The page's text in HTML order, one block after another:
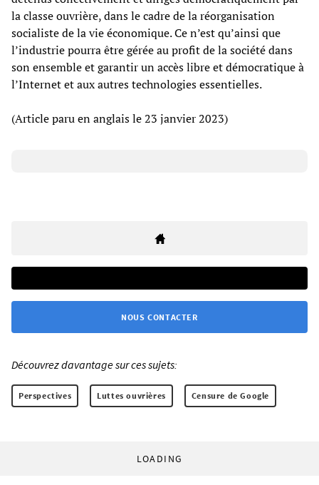
la classe ouvrière, dans le cadre de la réorganisation
socialiste de la vie économique. Ce n’est qu’ainsi que
l’industrie pourra être gérée au profit de la société dans
son ensemble et garantir un accès libre et démocratique à
l’Internet et aux autres technologies essentielles.
(Article paru en anglais le 23 janvier 2023)
NOUS CONTACTER
Découvrez davantage sur ces sujets:
Perspectives Luttes ouvrières Censure de Google
LOADING